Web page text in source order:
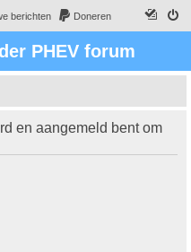
berichten Doneren
PHEV forum
en aangemeld bent om